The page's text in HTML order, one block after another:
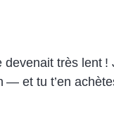
très lent !
et tu t’en